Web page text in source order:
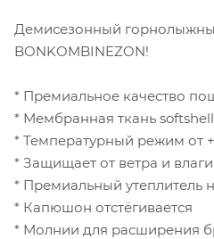
Демисезонный
BONKOMBINEZON!
* Премиальное качество
* Мембранная ткань
* Температурный режим от
* Защищает от ветра и влаги
* Премиальный утеплитель
* Капюшон отстёгивается
* Молнии для расширения